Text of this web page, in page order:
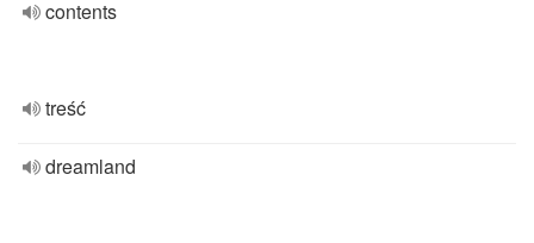
contents
treść
dreamland